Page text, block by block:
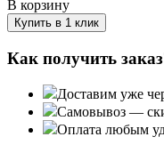
В корзину
Купить в 1 клик
Как получить
Доставим уже
Самовывоз —
Оплата любым